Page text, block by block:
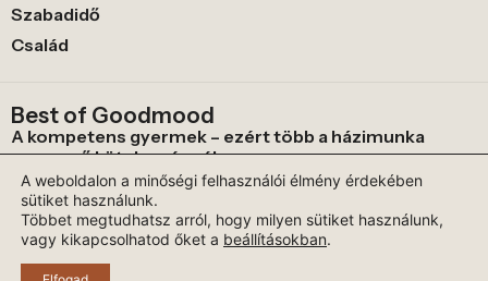
Szabadidő
Család
Best of Goodmood
A kompetens gyermek – ezért több a házimunka
egyszerű kötelességnél
Segíthet idősödő kutyámnak a CBD?
A szabadság négy kis keréken keréken: miért vágj bele
a gördeszkázásba 30 felett is?
A weboldalon a minőségi felhasználói élmény érdekében
sütiket használunk.
Többet megtudhatsz arról, hogy milyen sütiket használunk,
vagy kikapcsolhatod őket a beállításokban.